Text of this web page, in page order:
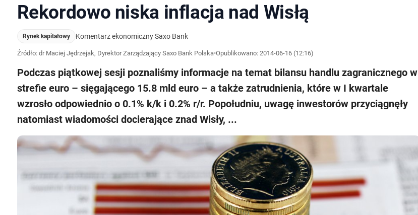
Rekordowo niska inflacja nad Wisłą
Rynek kapitałowy Komentarz ekonomiczny Saxo Bank
Źródło: dr Maciej Jędrzejak, Dyrektor Zarządzający Saxo Bank Polska•Opublikowano: 2014-06-16 (12:16)
Podczas piątkowej sesji poznaliśmy informacje na temat bilansu handlu zagranicznego w
strefie euro – sięgającego 15.8 mld euro – a także zatrudnienia, które w I kwartale
wzrosło odpowiednio o 0.1% k/k i 0.2% r/r. Popołudniu, uwagę inwestorów przyciągnęły
natomiast wiadomości docierające znad Wisły, ...